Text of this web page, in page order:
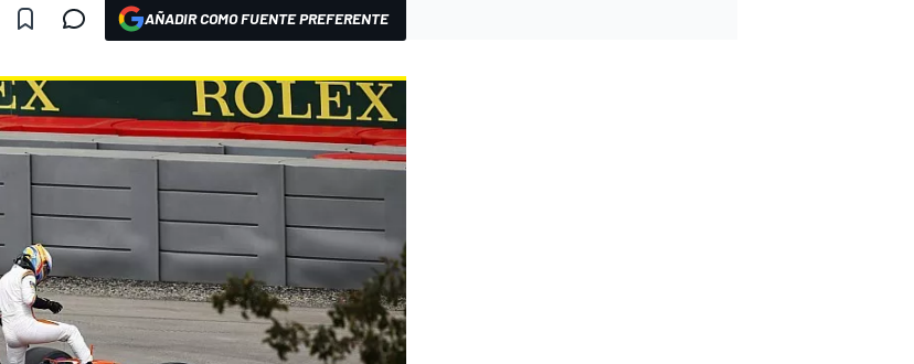
AÑADIR COMO FUENTE PREFERENTE